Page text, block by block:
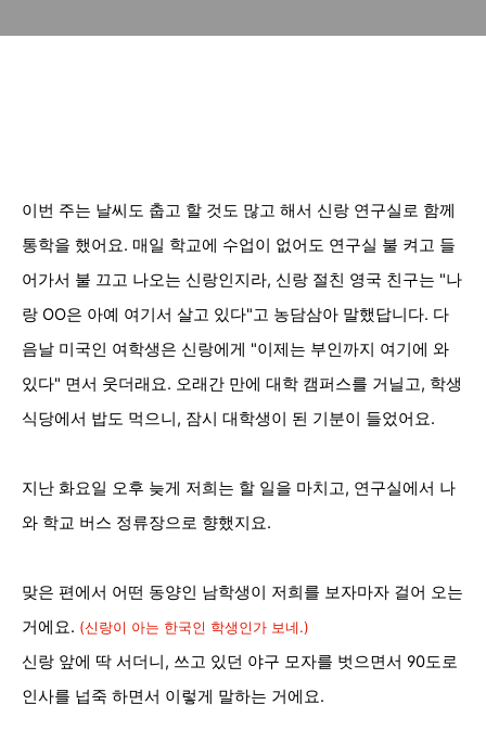
이번 주는 날씨도 춥고 할 것도 많고 해서 신랑 연구실로 함께
통학을 했어요. 매일 학교에 수업이 없어도 연구실 불 켜고 들
어가서 불 끄고 나오는 신랑인지라, 신랑 절친 영국 친구는 "나
랑 OO은 아예 여기서 살고 있다"고 농담삼아 말했답니다. 다
음날 미국인 여학생은 신랑에게 "이제는 부인까지 여기에 와
있다" 면서 웃더래요. 오래간 만에 대학 캠퍼스를 거닐고, 학생
식당에서 밥도 먹으니, 잠시 대학생이 된 기분이 들었어요.
지난 화요일 오후 늦게 저희는 할 일을 마치고, 연구실에서 나
와 학교 버스 정류장으로 향했지요.
맞은 편에서 어떤 동양인 남학생이 저희를 보자마자 걸어 오는
거에요. (신랑이 아는 한국인 학생인가 보네.)
신랑 앞에 딱 서더니, 쓰고 있던 야구 모자를 벗으면서 90도로
인사를 넙죽 하면서 이렇게 말하는 거에요.